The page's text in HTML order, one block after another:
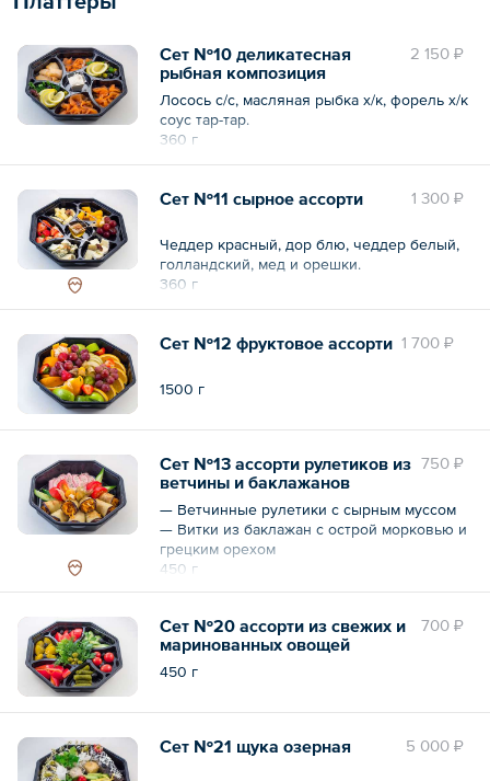
750 г
2 150 ₽
Сет №10 деликатесная
рыбная композиция
Лосось с/с, масляная рыбка х/к, форель х/к
соус тар-тар.
360 г
1 300 ₽
Сет №11 сырное ассорти
Чеддер красный, дор блю, чеддер белый,
голландский, мед и орешки.
360 г
1 700 ₽
Сет №12 фруктовое ассорти
1500 г
750 ₽
Сет №13 ассорти рулетиков из
ветчины и баклажанов
— Ветчинные рулетики с сырным муссом
— Витки из баклажан с острой морковью и
грецким орехом
450 г
700 ₽
Сет №20 ассорти из свежих и
маринованных овощей
450 г
5 000 ₽
Сет №21 щука озерная